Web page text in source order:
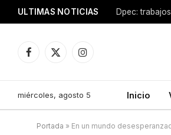
ULTIMAS NOTICIAS Dpec:
Facebook
X
Instagram
miércoles, agosto 5 Inicio
Portada » En un mundo